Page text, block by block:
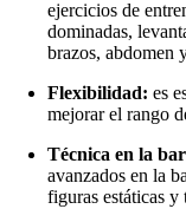
ejercicios de
dominadas,
brazos, abdomen
Flexibilidad: es
mejorar el rango
Técnica en la
avanzados en la
figuras estáticas